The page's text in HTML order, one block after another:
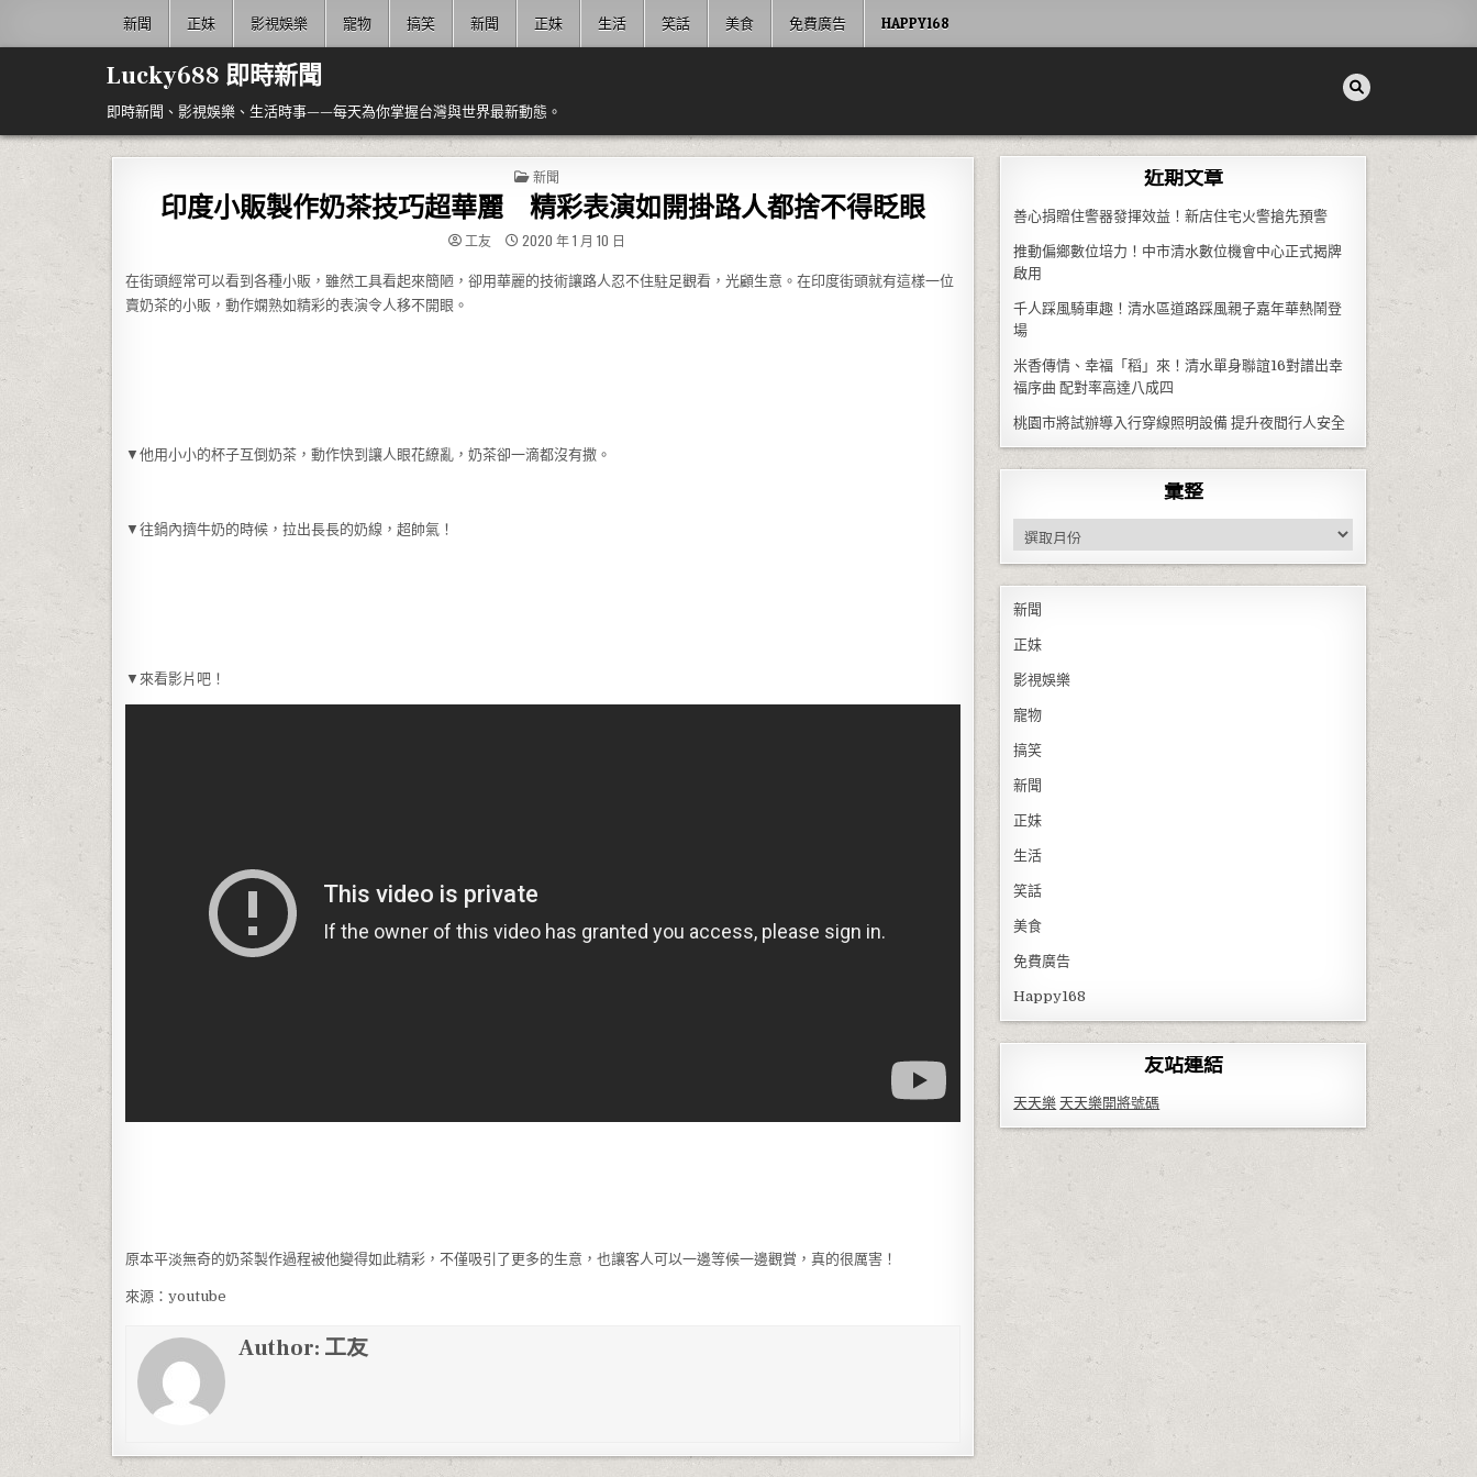
新聞 正妹 影視娛樂 寵物 搞笑 新聞 正妹 生活 笑話 美食 免費廣告 HAPPY168
Lucky688 即時新聞
即時新聞、影視娛樂、生活時事——每天為你掌握台灣與世界最新動態。
POSTED IN
新聞
印度小販製作奶茶技巧超華麗 精彩表演如開掛路人都捨不得眨眼
工友 2020 年 1 月 10 日
在街頭經常可以看到各種小販，雖然工具看起來簡陋，卻用華麗的技術讓路人忍不住駐足觀看，光顧生意。在印度街頭就有這樣一位
賣奶茶的小販，動作嫻熟如精彩的表演令人移不開眼。
▼他用小小的杯子互倒奶茶，動作快到讓人眼花繚亂，奶茶卻一滴都沒有撒。
▼往鍋內擠牛奶的時候，拉出長長的奶線，超帥氣！
▼來看影片吧！
原本平淡無奇的奶茶製作過程被他變得如此精彩，不僅吸引了更多的生意，也讓客人可以一邊等候一邊觀賞，真的很厲害！
來源：youtube
Author: 工友
近期文章
善心捐贈住警器發揮效益！新店住宅火警搶先預警
推動偏鄉數位培力！中市清水數位機會中心正式揭牌
啟用
千人踩風騎車趣！清水區道路踩風親子嘉年華熱鬧登
場
米香傳情、幸福「稻」來！清水單身聯誼16對譜出幸
福序曲 配對率高達八成四
桃園市將試辦導入行穿線照明設備 提升夜間行人安全
彙整
彙整
新聞
正妹
影視娛樂
寵物
搞笑
新聞
正妹
生活
笑話
美食
免費廣告
Happy168
友站連結
天天樂 天天樂開將號碼